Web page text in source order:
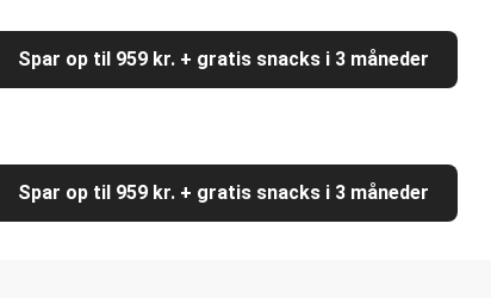
Spar op til 959 kr. + gratis snacks i 3 måneder
Spar op til 959 kr. + gratis snacks i 3 måneder